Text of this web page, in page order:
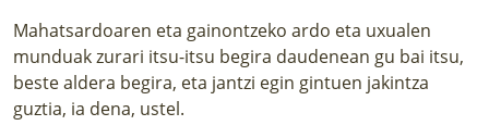
Mahatsardoaren eta gainontzeko ardo eta uxualen
munduak zurari itsu-itsu begira daudenean gu bai itsu,
beste aldera begira, eta jantzi egin gintuen jakintza
guztia, ia dena, ustel.